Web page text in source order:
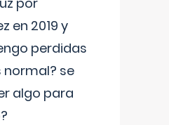
en 2019 y
perdidas
normal? se
algo para